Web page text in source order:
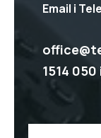
Email i
1514 050